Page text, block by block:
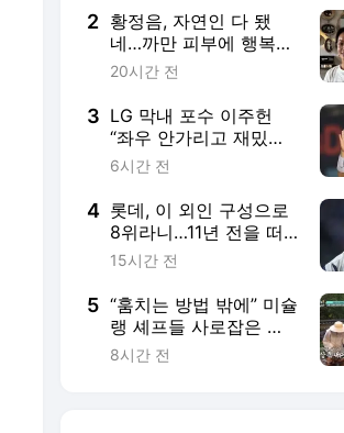
2 황정음, 자연인 다 됐
네…까만 피부에 행복한
미소 “못 알아 볼 뻔”
20시간 전
3 LG 막내 포수 이주헌
“좌우 안가리고 재밌
어…아직 팔팔합니다”
6시간 전
4 롯데, 이 외인 구성으로
8위라니…11년 전을 떠
올리게 하는 이유
15시간 전
5 “훔치는 방법 밖에” 미슐
랭 셰프들 사로잡은 선
재스님의 발효 장독대
8시간 전